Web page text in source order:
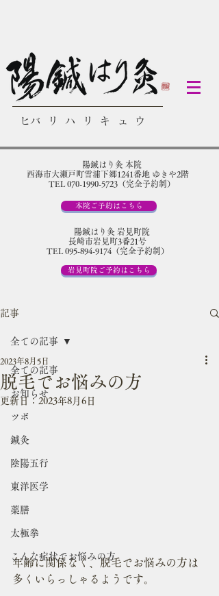
​ヒバリハリキュウ
陽鍼はり灸 本院
​西海市大瀬戸町雪浦下郷1241番地 ゆきや2階
TEL 070-1990-5723（完全予約制）
本院ご予約はこちら
陽鍼はり灸 岩見町院
​長崎市岩見町3番21号
TEL 095-894-9174（完全予約制）
岩見町院ご予約はこちら
記事
全ての記事
お知らせ
ツボ
鍼灸
陰陽五行
東洋医学
薬膳
太極拳
こんな症状でお悩みの方
全ての記事
脱毛でお悩みの方
2023年8月5日
更新日： 2023年8月6日
年齢に関係なく、脱毛でお悩みの方は
多くいらっしゃるようです。